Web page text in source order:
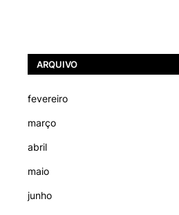
ARQUIVO
fevereiro
março
abril
maio
junho